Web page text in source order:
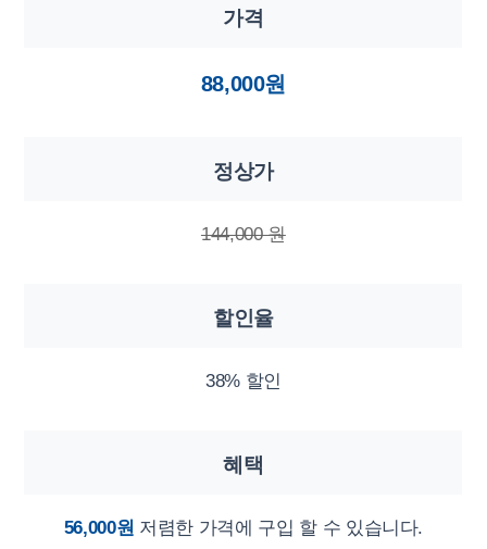
가격
88,000원
정상가
144,000 원
할인율
38% 할인
혜택
56,000원 저렴한 가격에 구입 할 수 있습니다.